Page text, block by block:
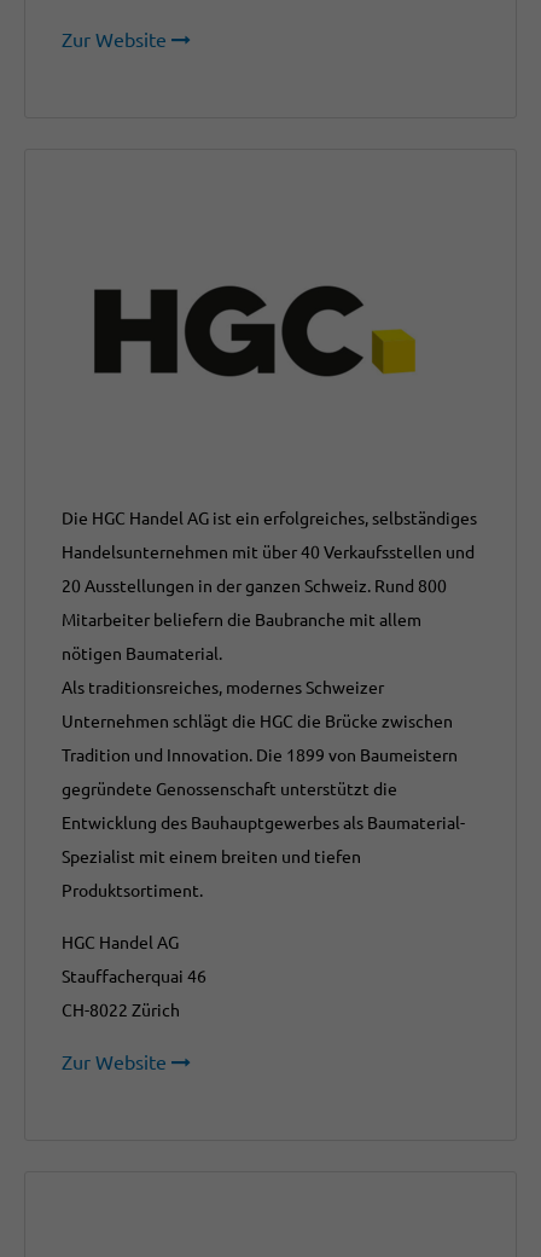
Zur Website
Die HGC Handel AG ist ein erfolgreiches, selbständiges
Handelsunternehmen mit über 40 Verkaufsstellen und
20 Ausstellungen in der ganzen Schweiz. Rund 800
Mitarbeiter beliefern die Baubranche mit allem
nötigen Baumaterial.
Als traditionsreiches, modernes Schweizer
Unternehmen schlägt die HGC die Brücke zwischen
Tradition und Innovation. Die 1899 von Baumeistern
gegründete Genossenschaft unterstützt die
Entwicklung des Bauhauptgewerbes als Baumaterial-
Spezialist mit einem breiten und tiefen
Produktsortiment.
HGC Handel AG
Stauffacherquai 46
CH-8022 Zürich
Zur Website